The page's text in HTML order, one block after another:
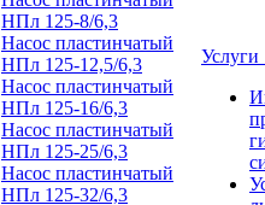
НПл 125-8/6,3
Насос пластинчатый
НПл 125-12,5/6,3
Насос пластинчатый
НПл 125-16/6,3
Насос пластинчатый
НПл 125-25/6,3
Насос пластинчатый
НПл 125-32/6,3